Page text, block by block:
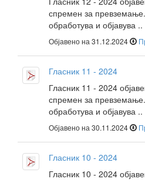
спремен за
обработува и објавува ..
Објавено на 31.12.2024
Гласник 11 - 2024
Гласник 11 - 2024
спремен за
обработува и објавува ..
Објавено на 30.11.2024
Гласник 10 - 2024
Гласник 10 - 2024